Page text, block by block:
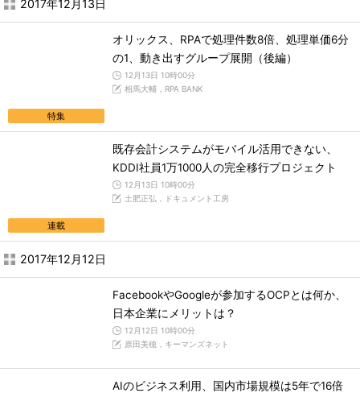
2017年12月13日
特集
オリックス、RPAで処理件数8倍、処理単価6分
の1、動き出すグループ展開（後編）
12月13日 10時00分
相馬大輔，RPA BANK
連載
既存会計システムがモバイル活用できない、
KDDI社員1万1000人の完全移行プロジェクト
12月13日 10時00分
土肥正弘，ドキュメント工房
2017年12月12日
FacebookやGoogleが参加するOCPとは何か、
日本企業にメリットは？
12月12日 10時00分
原田美穂，キーマンズネット
AIのビジネス利用、国内市場規模は5年で16倍